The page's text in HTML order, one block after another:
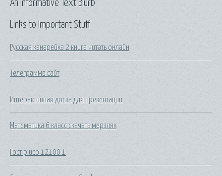
Links to Important Stuff
Русская канарейка 2 книга читать онлайн
Телеграмма сайт
Интерактивная доска для презентации
Математика 6 класс скачать мерзляк
Гост р исо 12100 1
An Informative Text Blurb